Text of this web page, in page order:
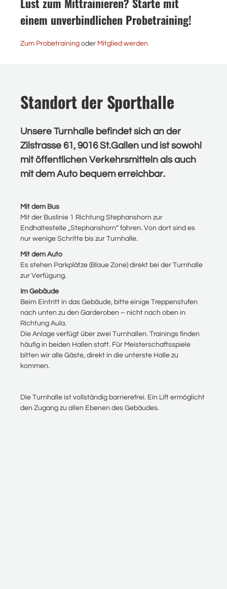
einem unverbindlichen Probetraining!
Zum Probetraining oder Mitglied werden
Standort der Sporthalle
Unsere Turnhalle befindet sich an der
Zilstrasse 61, 9016 St.Gallen und ist sowohl
mit öffentlichen Verkehrsmitteln als auch
mit dem Auto bequem erreichbar.
Mit dem Bus
Mit der Buslinie 1 Richtung Stephanshorn zur
Endhaltestelle „Stephanshorn“ fahren. Von dort sind es
nur wenige Schritte bis zur Turnhalle.
Mit dem Auto
Es stehen Parkplätze (Blaue Zone) direkt bei der Turnhalle
zur Verfügung.
Im Gebäude
Beim Eintritt in das Gebäude, bitte einige Treppenstufen
nach unten zu den Garderoben – nicht nach oben in
Richtung Aula.
Die Anlage verfügt über zwei Turnhallen. Trainings finden
häufig in beiden Hallen statt. Für Meisterschaftsspiele
bitten wir alle Gäste, direkt in die unterste Halle zu
kommen.
Die Turnhalle ist vollständig barrierefrei. Ein Lift ermöglicht
den Zugang zu allen Ebenen des Gebäudes.